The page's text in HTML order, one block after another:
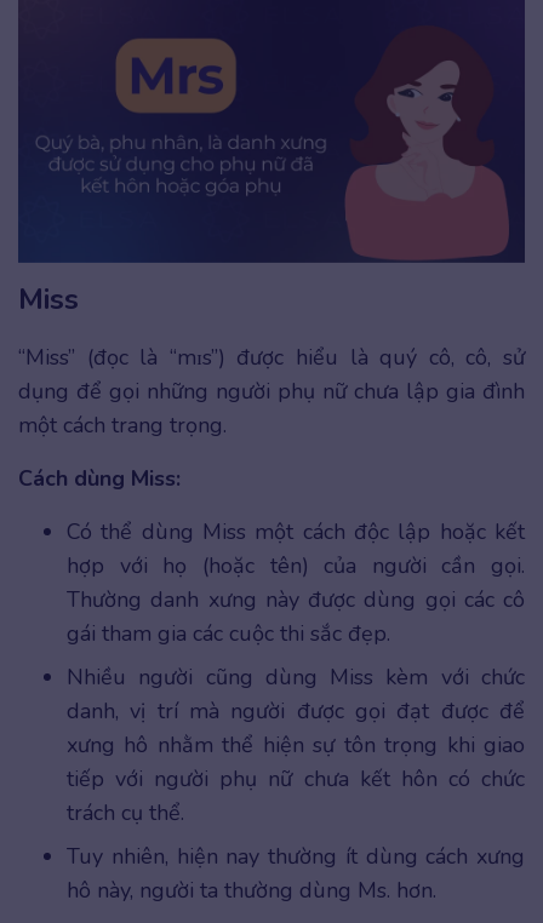
Miss
“Miss” (đọc là “mɪs”) được hiểu là quý cô, cô, sử
dụng để gọi những người phụ nữ chưa lập gia đình
một cách trang trọng.
Cách dùng Miss:
Có thể dùng Miss một cách độc lập hoặc kết
hợp với họ (hoặc tên) của người cần gọi.
Thường danh xưng này được dùng gọi các cô
gái tham gia các cuộc thi sắc đẹp.
Nhiều người cũng dùng Miss kèm với chức
danh, vị trí mà người được gọi đạt được để
xưng hô nhằm thể hiện sự tôn trọng khi giao
tiếp với người phụ nữ chưa kết hôn có chức
trách cụ thể.
Tuy nhiên, hiện nay thường ít dùng cách xưng
hô này, người ta thường dùng Ms. hơn.